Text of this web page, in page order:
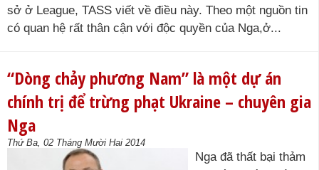
sở ở League, TASS viết về điều này. Theo một nguồn tin
có quan hệ rất thân cận với độc quyền của Nga,ở...
“Dòng chảy phương Nam” là một dự án
chính trị để trừng phạt Ukraine – chuyên gia
Nga
Thứ Ba, 02 Tháng Mười Hai 2014
Nga đã thất bại thảm